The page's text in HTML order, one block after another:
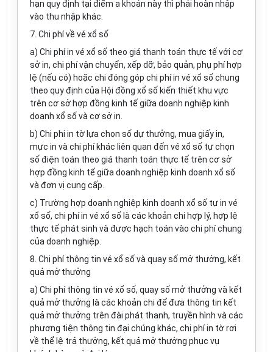
hạn quy định tại điểm a khoản này thì phải hoàn nhập
vào thu nhập khác.
7. Chi phí về vé xổ số
a) Chi phí in vé xổ số theo giá thanh toán thực tế với cơ
sở in, chi phí vận chuyển, xếp dỡ, bảo quản, phụ phí hợp
lệ (nếu có) hoặc chi đóng góp chi phí in vé xổ số chung
theo quy định của Hội đồng xổ số kiến thiết khu vực
trên cơ sở hợp đồng kinh tế giữa doanh nghiệp kinh
doanh xổ số và cơ sở in.
b) Chi phi in tờ lựa chọn số dự thưởng, mua giấy in,
mực in và chi phí khác liên quan đến vé xổ số tự chọn
số điện toán theo giá thanh toán thực tế trên cơ sở
hợp đồng kinh tế giữa doanh nghiệp kinh doanh xổ số
và đơn vị cung cấp.
c) Trường hợp doanh nghiệp kinh doanh xổ số tự in vé
xổ số, chi phí in vé xổ số là các khoản chi hợp lý, hợp lệ
thực tế phát sinh và được hạch toán vào chi phí chung
của doanh nghiệp.
8. Chi phí thông tin vé xổ số và quay số mở thưởng, kết
quả mở thưởng
a) Chi phí thông tin vé xổ số, quay số mở thưởng và kết
quả mở thưởng là các khoản chi để đưa thông tin kết
quả mở thưởng trên đài phát thanh, truyền hình và các
phương tiện thông tin đại chúng khác, chi phí in tờ rơi
về thể lệ trả thưởng, kết quả mở thưởng phục vụ